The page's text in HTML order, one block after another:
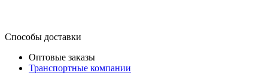
Способы доставки
Оптовые заказы
Транспортные компании